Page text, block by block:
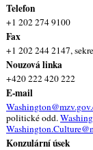
Telefon
+1 202 274 9100
Fax
+1 202 244 2147,
Nouzová linka
+420 222 420 222
E-mail
politické odd.
Konzulární úsek